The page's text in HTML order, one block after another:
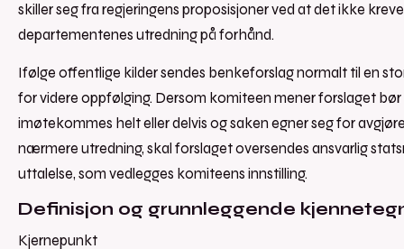
skiller seg fra regjeringens proposisjoner ved at det ikke
departementenes utredning på forhånd.
Ifølge offentlige kilder sendes benkeforslag normalt til en
for videre oppfølging. Dersom komiteen mener forslaget bør
imøtekommes helt eller delvis og saken egner seg for
nærmere utredning, skal forslaget oversendes ansvarlig
uttalelse, som vedlegges komiteens innstilling.
Definisjon og grunnleggende
Kjernepunkt